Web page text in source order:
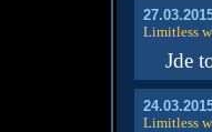
Limitless
Jde
Limitless